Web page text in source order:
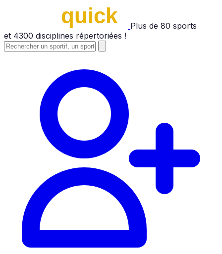
Plus de 80 sports
et 4300 disciplines répertoriées !